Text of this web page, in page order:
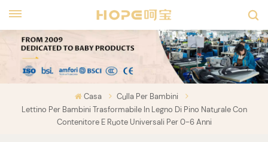
Casa
Culla Per Bambini
Lettino Per Bambini Trasformabile In Legno Di Pino Naturale Con
Contenitore E Ruote Universali Per 0-6 Anni